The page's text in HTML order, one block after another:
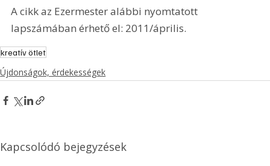
A cikk az Ezermester alábbi nyomtatott
lapszámában érhető el: 2011/április.
kreatív ötlet
Újdonságok, érdekességek
Kapcsolódó bejegyzések